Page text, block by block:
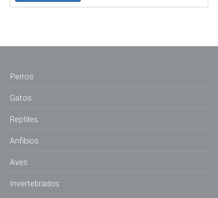
Perros
Gatos
Reptiles
Anfibios
Aves
Invertebrados